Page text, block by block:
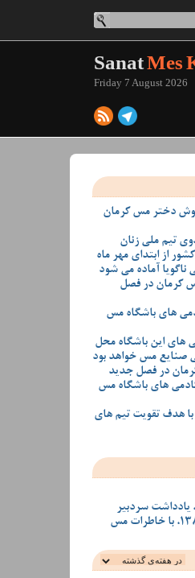
SanatMes
Friday 7 August 2026
دختر مس کرمان
تیم ملی زنان
از ابتدای مهر ماه
ناگویا آماده می شود
مس کرمان در فصل
های باشگاه مس
های این باشگاه محل
صنایع مس خواهد بود
در فصل جدید
در آکادمی های باشگاه مس
هدف تقویت تیم‌ های
سردبیر